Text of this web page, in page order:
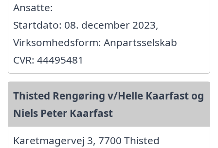
Ansatte:
Startdato: 08. december 2023,
Virksomhedsform: Anpartsselskab
CVR: 44495481
Thisted Rengøring v/Helle Kaarfast og
Niels Peter Kaarfast
Karetmagervej 3, 7700 Thisted